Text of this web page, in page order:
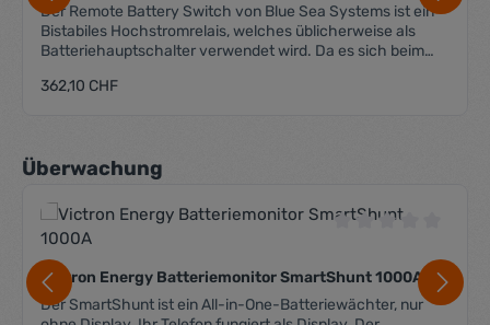
Der Remote Battery Switch von Blue Sea Systems ist ein
Bistabiles Hochstromrelais, welches üblicherweise als
Batteriehauptschalter verwendet wird. Da es sich beim
dass es im Ruhezustand (egal ob ein- oder ausgeschaltet)
Steuerspannung 12 VDC max. Dauerbelastung 500 A
(30sec.) max. Schaltspannung 64 VDC Anz. Anschlüsse
(Last) 2 Polzahl 1 Schalterstellungen OFF-ON Anschlüsse
Regulärer Preis:
362,10 CHF
Produktgalerie überspringen
Überwachung
Victron Energy Batteriemonitor SmartShunt 1000A
Der SmartShunt ist ein All-in-One-Batteriewächter, nur